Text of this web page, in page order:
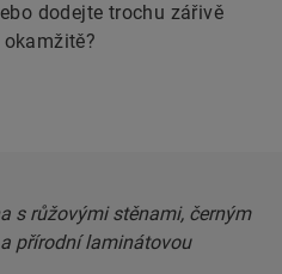
dodejte trochu zářivě